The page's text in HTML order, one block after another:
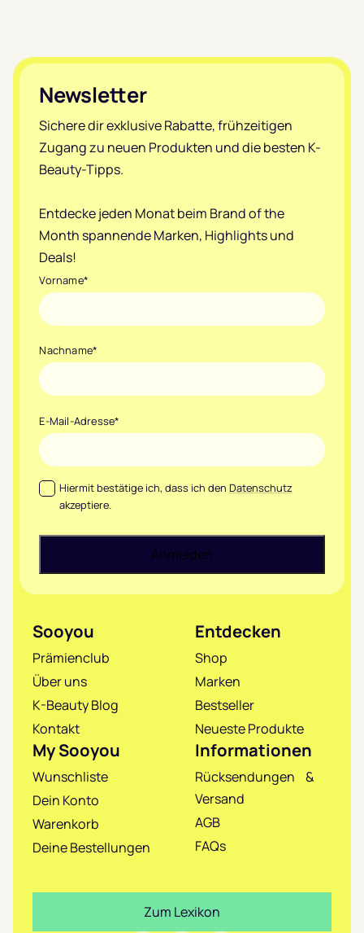
Footer
Newsletter
Sichere dir exklusive Rabatte, frühzeitigen
Zugang zu neuen Produkten und die besten K-
Beauty-Tipps.
Entdecke jeden Monat beim Brand of the
Month spannende Marken, Highlights und
Deals!
Vorname*
Nachname*
E-Mail-Adresse*
Datenschutz*
Hiermit bestätige ich, dass ich den Datenschutz
akzeptiere.
Sooyou
Prämienclub
Über uns
K-Beauty Blog
Kontakt
Entdecken
Shop
Marken
Bestseller
Neueste Produkte
My Sooyou
Wunschliste
Dein Konto
Warenkorb
Deine Bestellungen
Informationen
Rücksendungen &
Versand
AGB
FAQs
Zum Lexikon